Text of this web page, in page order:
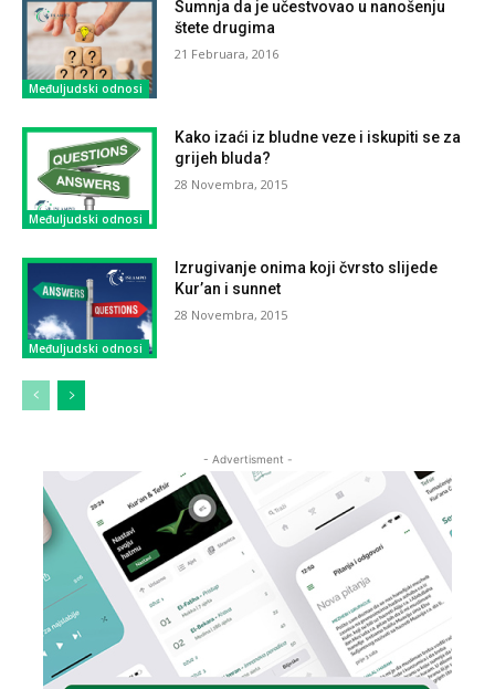
Međuljudski odnosi
Sumnja da je učestvovao u nanošenju
štete drugima
21 Februara, 2016
Međuljudski odnosi
Kako izaći iz bludne veze i iskupiti se za
grijeh bluda?
28 Novembra, 2015
Međuljudski odnosi
Izrugivanje onima koji čvrsto slijede
Kur’an i sunnet
28 Novembra, 2015
- Advertisment -